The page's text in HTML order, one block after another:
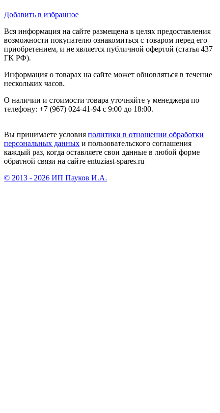
Добавить в избранное
Вся информация на сайте размещена в целях предоставления
возможности покупателю ознакомиться с товаром перед его
приобретением, и не является публичной офертой (статья 437
ГК РФ).
Информация о товарах на сайте может обновляться в течение
нескольких часов.
О наличии и стоимости товара уточняйте у менеджера по
телефону: +7 (967) 024-41-94 с 9:00 до 18:00.
Вы принимаете условия политики в отношении обработки
персональных данных и пользовательского соглашения
каждый раз, когда оставляете свои данные в любой форме
обратной связи на сайте entuziast-spares.ru
© 2013 - 2026 ИП Пауков И.А.